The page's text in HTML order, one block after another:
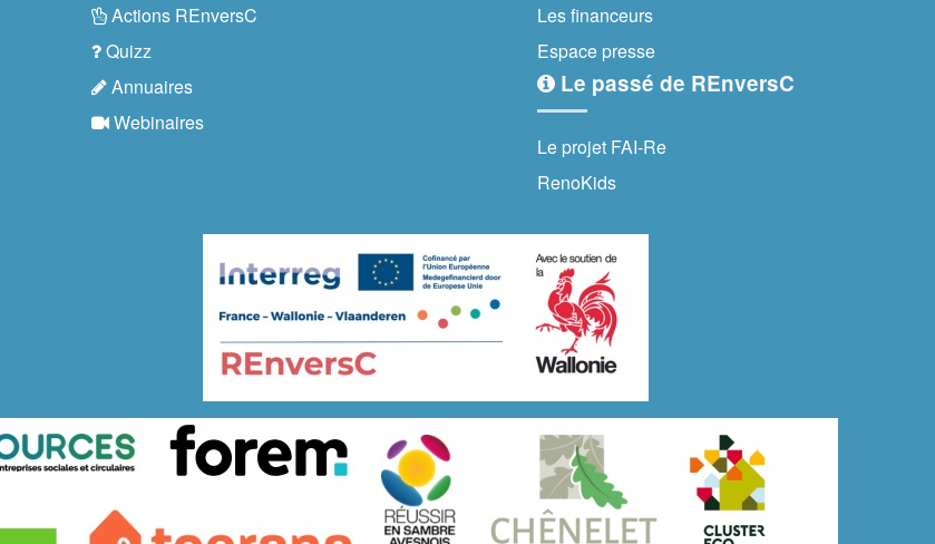
Actions REnversC
Quizz
Annuaires
Webinaires
Les financeurs
Espace presse
Le passé de REnversC
Le projet FAI-Re
RenoKids